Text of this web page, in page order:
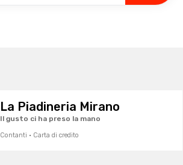
La Piadineria Mirano
Il gusto ci ha preso la mano
Contanti · Carta di credito